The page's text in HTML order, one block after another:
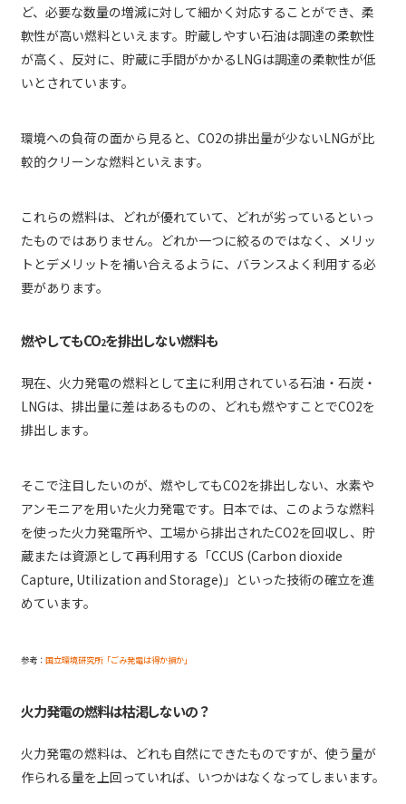
ど、必要な数量の増減に対して細かく対応することができ、柔
軟性が高い燃料といえます。貯蔵しやすい石油は調達の柔軟性
が高く、反対に、貯蔵に手間がかかるLNGは調達の柔軟性が低
いとされています。
環境への負荷の面から見ると、CO2の排出量が少ないLNGが比
較的クリーンな燃料といえます。
これらの燃料は、どれが優れていて、どれが劣っているといっ
たものではありません。どれか一つに絞るのではなく、メリッ
トとデメリットを補い合えるように、バランスよく利用する必
要があります。
燃やしてもCO2を排出しない燃料も
現在、火力発電の燃料として主に利用されている石油・石炭・
LNGは、排出量に差はあるものの、どれも燃やすことでCO2を
排出します。
そこで注目したいのが、燃やしてもCO2を排出しない、水素や
アンモニアを用いた火力発電です。日本では、このような燃料
を使った火力発電所や、工場から排出されたCO2を回収し、貯
蔵または資源として再利用する「CCUS (Carbon dioxide
Capture, Utilization and Storage)」といった技術の確立を進
めています。
参考： 国立環境研究所「ごみ発電は得か損か」
火力発電の燃料は枯渇しないの？
火力発電の燃料は、どれも自然にできたものですが、使う量が
作られる量を上回っていれば、いつかはなくなってしまいます。